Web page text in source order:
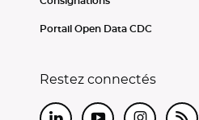
Portail Open Data CDC
Restez connectés